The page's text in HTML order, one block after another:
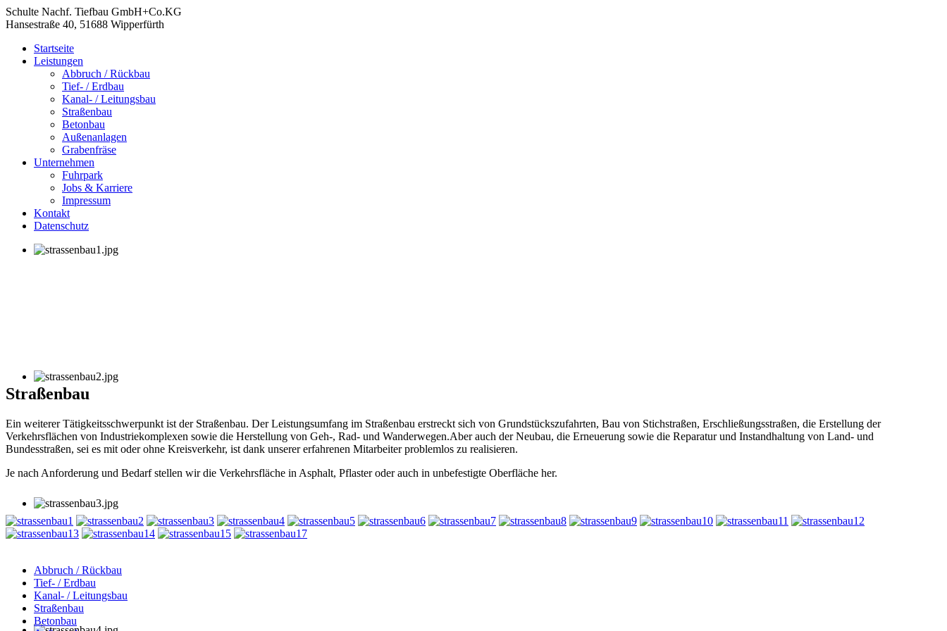
Schulte Nachf. Tiefbau GmbH+Co.KG
Hansestraße 40, 51688 Wipperfürth
Startseite
Leistungen
Abbruch / Rückbau
Tief- / Erdbau
Kanal- / Leitungsbau
Straßenbau
Betonbau
Außenanlagen
Grabenfräse
Unternehmen
Fuhrpark
Jobs & Karriere
Impressum
Kontakt
Datenschutz
Straßenbau
Ein weiterer Tätigkeitsschwerpunkt ist der Straßenbau. Der Leistungsumfang im Straßenbau erstreckt sich von Grundstückszufahrten, Bau von Stichstraßen, Erschließungsstraßen, die Erstellung der
Verkehrsflächen von Industriekomplexen sowie die Herstellung von Geh-, Rad- und Wanderwegen.Aber auch der Neubau, die Erneuerung sowie die Reparatur und Instandhaltung von Land- und
Bundesstraßen, sei es mit oder ohne Kreisverkehr, ist dank unserer erfahrenen Mitarbeiter problemlos zu realisieren.
Je nach Anforderung und Bedarf stellen wir die Verkehrsfläche in Asphalt, Pflaster oder auch in unbefestigte Oberfläche her.
Abbruch / Rückbau
Tief- / Erdbau
Kanal- / Leitungsbau
Straßenbau
Betonbau